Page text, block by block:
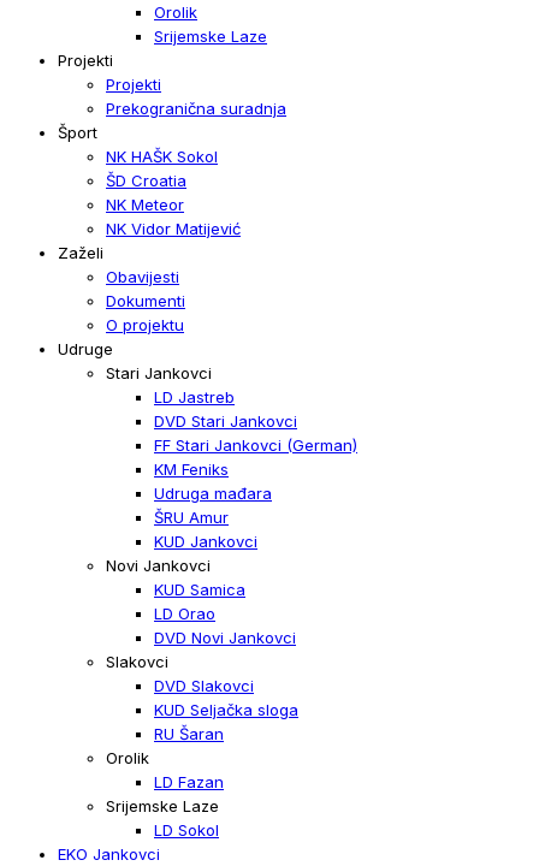
Orolik
Srijemske Laze
Projekti
Projekti
Prekogranična suradnja
Šport
NK HAŠK Sokol
ŠD Croatia
NK Meteor
NK Vidor Matijević
Zaželi
Obavijesti
Dokumenti
O projektu
Udruge
Stari Jankovci
LD Jastreb
DVD Stari Jankovci
FF Stari Jankovci (German)
KM Feniks
Udruga mađara
ŠRU Amur
KUD Jankovci
Novi Jankovci
KUD Samica
LD Orao
DVD Novi Jankovci
Slakovci
DVD Slakovci
KUD Seljačka sloga
RU Šaran
Orolik
LD Fazan
Srijemske Laze
LD Sokol
EKO Jankovci